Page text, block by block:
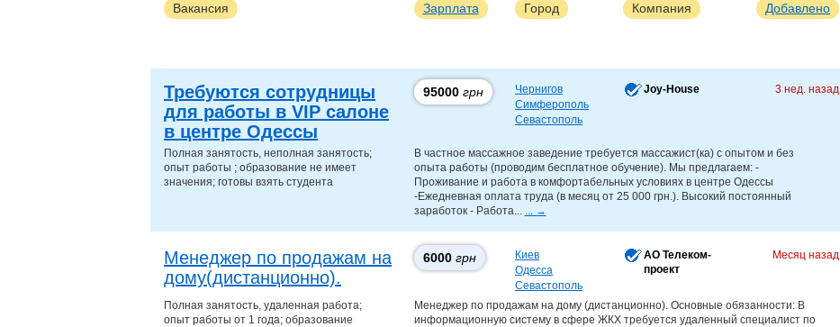
Вакансия Зарплата Город Компания Добавлено
Требуются сотрудницы
для работы в VIP салоне
в центре Одессы
95000 грн
Чернигов
Симферополь
Севастополь
Joy-House 3 нед. назад
Полная занятость, неполная занятость;
опыт работы ; образование не имеет
значения; готовы взять студента
В частное массажное заведение требуется массажист(ка) с опытом и без
опыта работы (проводим бесплатное обучение). Мы предлагаем: -
Проживание и работа в комфортабельных условиях в центре Одессы
-Ежедневная оплата труда (в месяц от 25 000 грн.). Высокий постоянный
заработок - Работа... ... →
Менеджер по продажам на
дому(дистанционно).
6000 грн
Киев
Одесса
Севастополь
АО Телеком-
проект
Месяц назад
Полная занятость, удаленная работа;
опыт работы от 1 года; образование
Менеджер по продажам на дому (дистанционно). Основные обязанности: В
информационную систему в сфере ЖКХ требуется удаленный специалист по